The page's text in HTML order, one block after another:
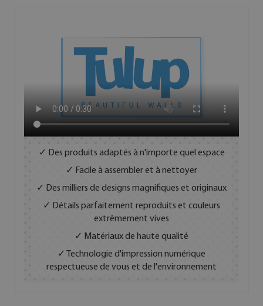
✓ Des produits adaptés à n'importe quel espace
✓ Facile à assembler et à nettoyer
✓ Des milliers de designs magnifiques et originaux
✓ Détails parfaitement reproduits et couleurs
extrêmement vives
✓ Matériaux de haute qualité
✓ Technologie d'impression numérique
respectueuse de vous et de l'environnement